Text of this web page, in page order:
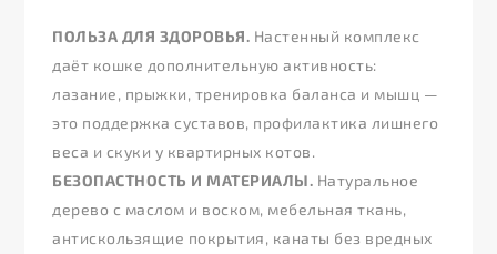
ПОЛЬЗА ДЛЯ ЗДОРОВЬЯ. Настенный комплекс
даёт кошке дополнительную активность:
лазание, прыжки, тренировка баланса и мышц —
это поддержка суставов, профилактика лишнего
веса и скуки у квартирных котов.
БЕЗОПАСТНОСТЬ И МАТЕРИАЛЫ. Натуральное
дерево с маслом и воском, мебельная ткань,
антискользящие покрытия, канаты без вредных